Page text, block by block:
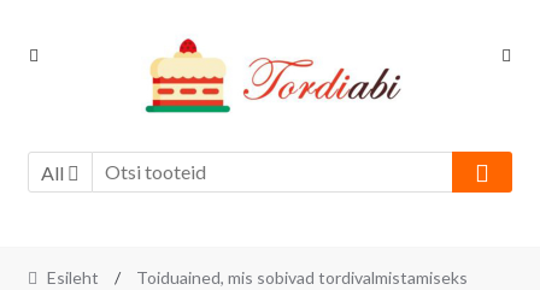
Skip
Skip
All
Esileht /
Toiduained, mis sobivad tordivalmistamiseks